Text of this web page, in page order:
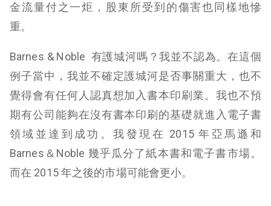
金流量付之一炬，股東所受到的傷害也同樣地慘
重。
Barnes & Noble 有護城河嗎？我並不認為。在這個
例子當中，我並不確定護城河是否事關重大，也不
覺得會有任何人認真想加入書本印刷業。我也不預
期有公司能夠在沒有書本印刷的基礎就進入電子書
領域並達到成功。我發現在 2015 年亞馬遜和
Barnes＆Noble 幾乎瓜分了紙本書和電子書市場。
而在 2015 年之後的市場可能會更小。